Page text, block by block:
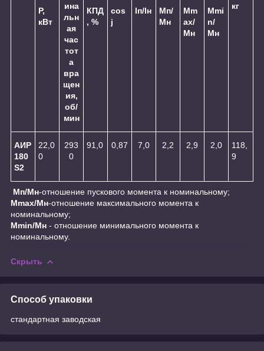
кг
Р,
кВт
ина
льн
ая
час
тот
а
вра
щен
ия,
об/
мин
КПД
, %
cos
j
Iп/Iн
Мп/
Мн
Мm
ax/
Мн
Мmi
n/
Мн
АИР
180
S2
22,0
0
293
0
91,0 0,87 7,0 2,2 2,9 2,0
118,
9
Мп/Мн-отношение пускового момента к номинальному;
Мmax/Mн-отношение максимального момента к
номинальному;
Мmin/Mн - отношение минимального момента к
номинальному.
Скрыть
Способ упаковки
стандартная заводская